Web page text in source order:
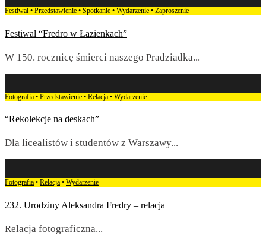
Festiwal • Przedstawienie • Spotkanie • Wydarzenie • Zaproszenie
Festiwal “Fredro w Łazienkach”
W 150. rocznicę śmierci naszego Pradziadka...
Fotografia • Przedstawienie • Relacja • Wydarzenie
“Rekolekcje na deskach”
Dla licealistów i studentów z Warszawy...
Fotografia • Relacja • Wydarzenie
232. Urodziny Aleksandra Fredry – relacja
Relacja fotograficzna...